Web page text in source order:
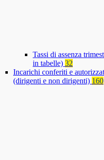
Tassi di assenza
in tabelle) 32
Incarichi conferiti e
(dirigenti e non dirigenti) 160